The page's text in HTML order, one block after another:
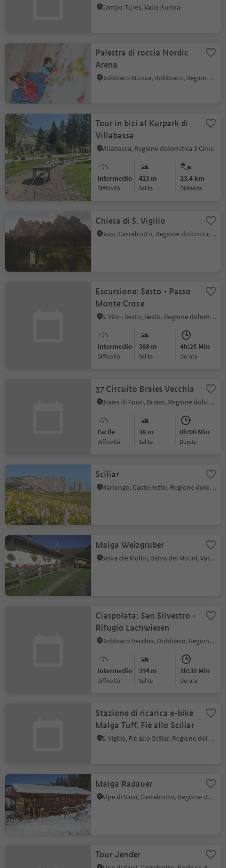
Campo Tures, Valle Aurina
Palestra di roccia Nordic
Arena
Dobbiaco Nuova, Dobbiaco, Regione dolomitica 3 Cime
Tour in bici al Kurpark di
Villabassa
Villabassa, Regione dolomitica 3 Cime
Intermedio
Difficoltà
423 m
Salita
23.4 km
distanza
Chiesa di S. Vigilio
Siusi, Castelrotto, Regione dolomitica Alpe di Siusi
Escursione: Sesto - Passo
Monte Croce
S. Vito - Sesto, Sesto, Regione dolomitica 3 Cime
Intermedio
Difficoltà
388 m
Salita
4h:25 Min
durata
37 Circuito Braies Vecchia
Braies di Fuori, Braies, Regione dolomitica 3 Cime
Facile
Difficoltà
38 m
Salita
0h:00 Min
durata
Sciliar
Marlengo, Castelrotto, Regione dolomitica Alpe di Siusi
Malga Weizgruber
Selva die Molini, Selva dei Molini, Valle Aurina
Ciaspolata: San Silvestro -
Rifugio Lachwiesen
Dobbiaco Vecchia, Dobbiaco, Regione dolomitica 3 Cime
Intermedio
Difficoltà
394 m
Salita
1h:30 Min
durata
Stazione di ricarica e-bike
Malga Tuff, Fiè allo Sciliar
S. Vigilio, Fiè allo Sciliar, Regione dolomitica Alpe di Siusi
Malga Radauer
Alpe di Siusi, Castelrotto, Regione dolomitica Alpe di Siusi
Tour Jender